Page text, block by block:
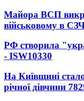
Майора ВСП
військовому в
РФ створила
- ISW10330
На Київщині
річної дівчини